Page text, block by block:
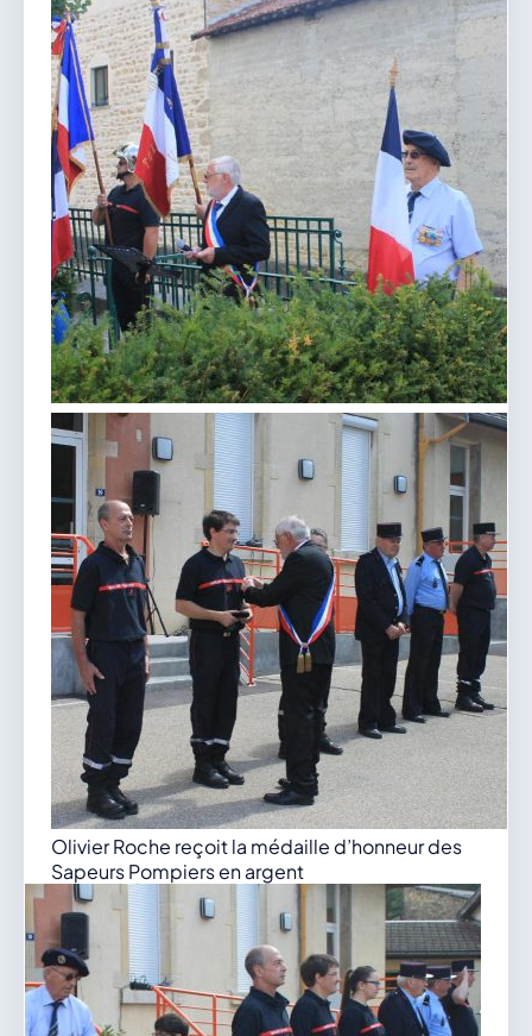
04 74 38 22 78
mairie@douvres.fr
140 Place de la Babillière, 01500 Douvres
Contacter la mairie
Le guichet des associations
publier une annonce
Olivier Roche reçoit la médaille d’honneur des
Sapeurs Pompiers en argent